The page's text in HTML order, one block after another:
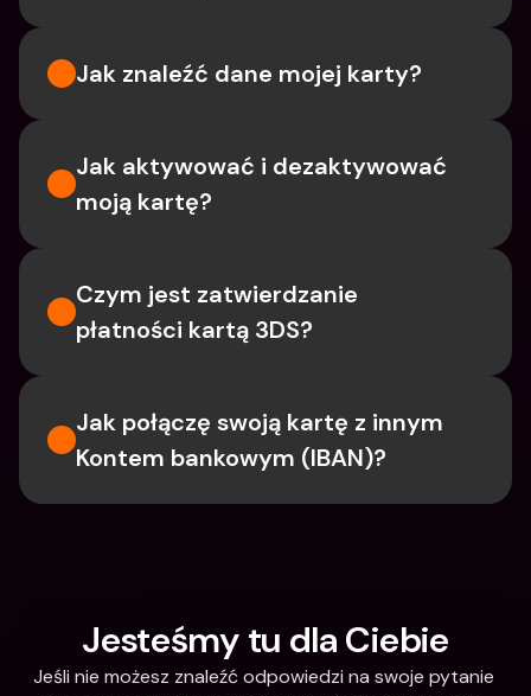
Jak znaleźć dane mojej karty?
Jak aktywować i dezaktywować
moją kartę?
Czym jest zatwierdzanie
płatności kartą 3DS?
Jak połączę swoją kartę z innym
Kontem bankowym (IBAN)?
Jesteśmy tu dla Ciebie
Jeśli nie możesz znaleźć odpowiedzi na swoje pytanie